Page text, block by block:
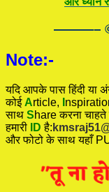
———– ©
Note:-
यदि आपके पास हिंदी या
कोईArticle,
साथ Share करना
हमारी
IDहै:
और फोटो के साथ यहाँ